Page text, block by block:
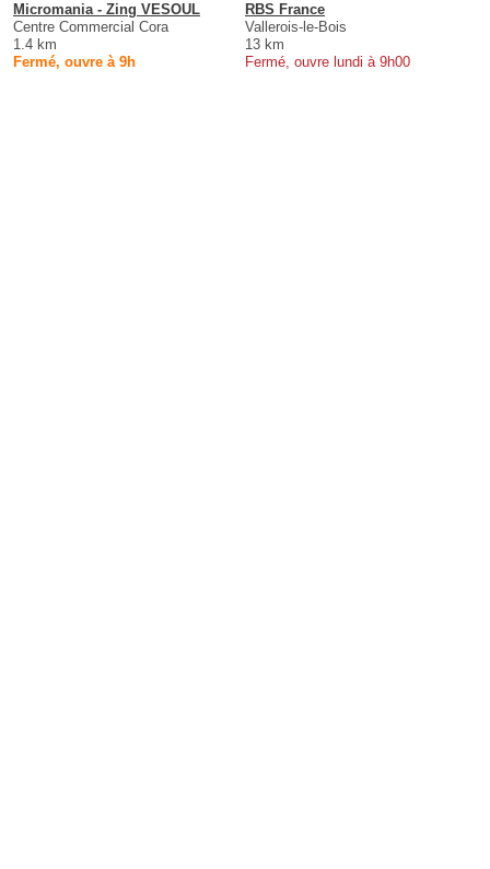
Micromania - Zing VESOUL
Centre Commercial Cora
1.4 km
Fermé, ouvre à 9h
RBS France
Vallerois-le-Bois
13 km
Fermé, ouvre lundi à 9h00